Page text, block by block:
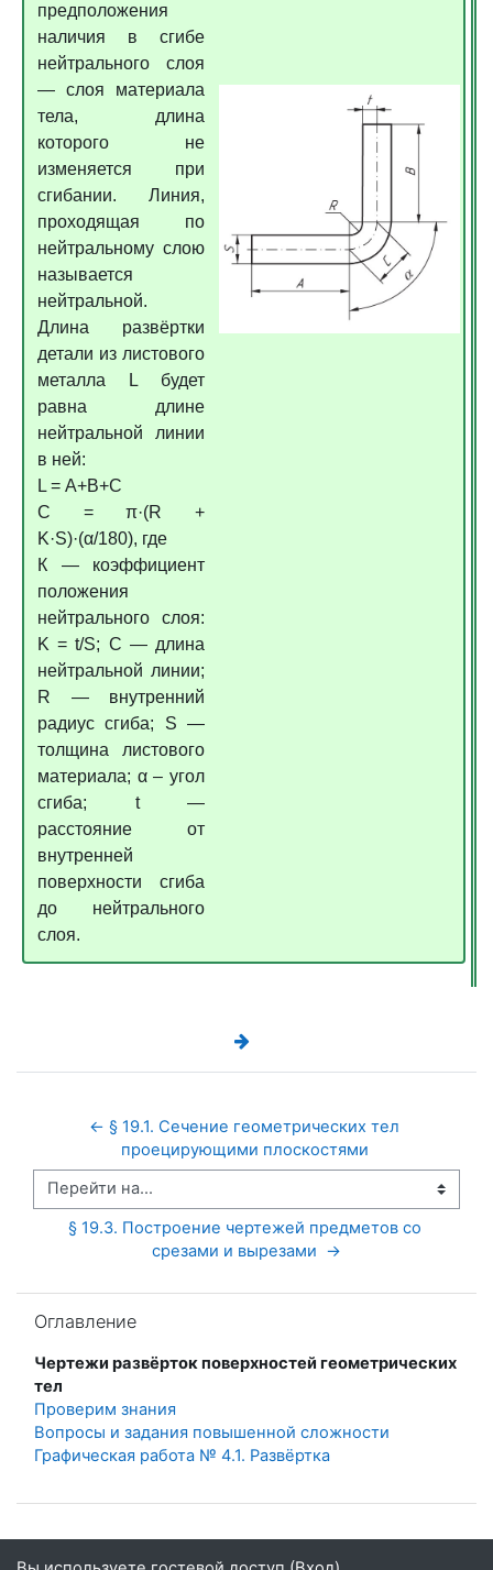
предположения
наличия в сгибе
нейтрального слоя
— слоя материала
тела, длина
которого не
изменяется при
сгибании. Линия,
проходящая по
нейтральному слою
называется
нейтральной.
Длина развёртки
детали из листового
металла L будет
равна длине
нейтральной линии
в ней:
L = А+В+С
С = π·(R +
K·S)·(α/180), где
К — коэффициент
положения
нейтрального слоя:
K = t/S; С — длина
нейтральной линии;
R — внутренний
радиус сгиба; S —
толщина листового
материала; α – угол
сгиба; t —
расстояние от
внутренней
поверхности сгиба
до нейтрального
слоя.
← § 19.1. Сечение геометрических тел
проецирующими плоскостями
Перейти на...
§ 19.3. Построение чертежей предметов со
срезами и вырезами  →
Оглавление
Чертежи развёрток поверхностей геометрических
тел
Проверим знания
Вопросы и задания повышенной сложности
Графическая работа № 4.1. Развёртка